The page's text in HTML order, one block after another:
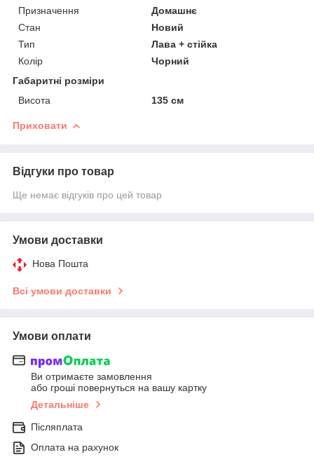
Призначення
Домашнє
Стан
Новий
Тип
Лава + стійка
Колір
Чорний
Габаритні розміри
Висота
135 см
Приховати
Відгуки про товар
Ще немає відгуків про цей товар
Умови доставки
Нова Пошта
Всі умови доставки
Умови оплати
Ви отримаєте замовлення
або гроші повернуться на вашу картку
Детальніше
Післяплата
Оплата на рахунок